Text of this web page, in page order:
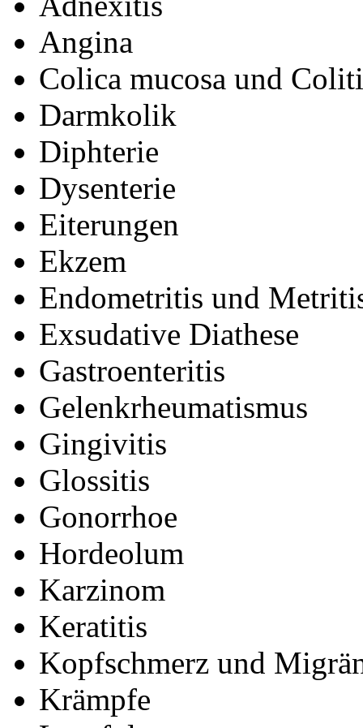
Angina
Colica mucosa und
Darmkolik
Diphterie
Dysenterie
Eiterungen
Ekzem
Endometritis und
Exsudative Diathese
Gastroenteritis
Gelenkrheumatismus
Gingivitis
Glossitis
Gonorrhoe
Hordeolum
Karzinom
Keratitis
Kopfschmerz und
Krämpfe